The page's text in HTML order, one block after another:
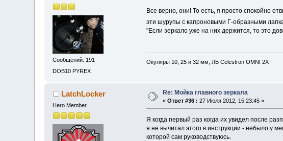
Сообщений: 191
DOB10 PYREX
Все верно, они! То есть, я просто спокойно
эти шурупы с капроновыми Г-образными
"Если зеркало уже на них держится, то это
Окуляры 10, 25 и 32 мм, ЛБ Celestron OMNI 2X
LatchLocker
Hero Member
Re: Мойка главного зеркала
«Ответ #36 : 27 Июля 2012, 15:23:45 »
Я когда первый раз когда их увидел после
я не вычитал этого в инструкции - небыло у
которой сам руководствуюсь.